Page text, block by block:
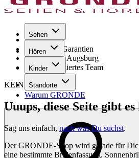
Sehen
Hören
Kinder
Standorte
Warum GRONDE
Seit 1971
GRONDE Garantien
8× im Raum Augsburg
Hochqualifiziertes Team
KEINE SORGE!
Uuups, diese Seite gibt
Sag uns einfach, nach was Du suchst.
Der GRONDE-Shop wird gerade für
eine bestimmte Brillenfassung,